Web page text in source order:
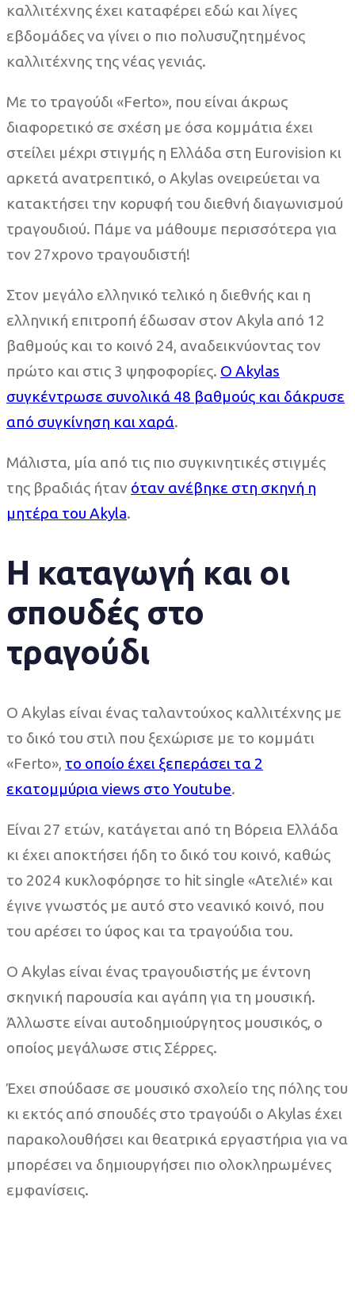
καλλιτέχνης έχει καταφέρει εδώ και λίγες
εβδομάδες να γίνει ο πιο πολυσυζητημένος
καλλιτέχνης της νέας γενιάς.
Με το τραγούδι «Ferto», που είναι άκρως
διαφορετικό σε σχέση με όσα κομμάτια έχει
στείλει μέχρι στιγμής η Ελλάδα στη Eurovision κι
αρκετά ανατρεπτικό, ο Akylas ονειρεύεται να
κατακτήσει την κορυφή του διεθνή διαγωνισμού
τραγουδιού. Πάμε να μάθουμε περισσότερα για
τον 27χρονο τραγουδιστή!
Στον μεγάλο ελληνικό τελικό η διεθνής και η
ελληνική επιτροπή έδωσαν στον Akyla από 12
βαθμούς και το κοινό 24, αναδεικνύοντας τον
πρώτο και στις 3 ψηφοφορίες. Ο Αkylas
συγκέντρωσε συνολικά 48 βαθμούς και δάκρυσε
από συγκίνηση και χαρά.
Μάλιστα, μία από τις πιο συγκινητικές στιγμές
της βραδιάς ήταν όταν ανέβηκε στη σκηνή η
μητέρα του Akyla.
Η καταγωγή και οι
σπουδές στο
τραγούδι
Ο Akylas είναι ένας ταλαντούχος καλλιτέχνης με
το δικό του στιλ που ξεχώρισε με το κομμάτι
«Ferto», το οποίο έχει ξεπεράσει τα 2
εκατομμύρια views στο Youtube.
Είναι 27 ετών, κατάγεται από τη Βόρεια Ελλάδα
κι έχει αποκτήσει ήδη το δικό του κοινό, καθώς
το 2024 κυκλοφόρησε το hit single «Ατελιέ» και
έγινε γνωστός με αυτό στο νεανικό κοινό, που
του αρέσει το ύφος και τα τραγούδια του.
Ο Akylas είναι ένας τραγουδιστής με έντονη
σκηνική παρουσία και αγάπη για τη μουσική.
Άλλωστε είναι αυτοδημιούργητος μουσικός, ο
οποίος μεγάλωσε στις Σέρρες.
Έχει σπούδασε σε μουσικό σχολείο της πόλης του
κι εκτός από σπουδές στο τραγούδι ο Akylas έχει
παρακολουθήσει και θεατρικά εργαστήρια για να
μπορέσει να δημιουργήσει πιο ολοκληρωμένες
εμφανίσεις.